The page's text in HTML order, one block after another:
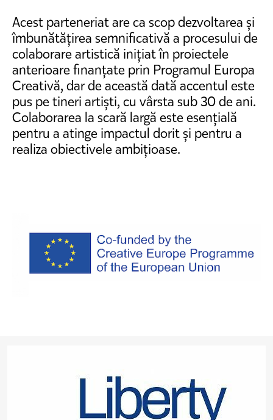
Acest parteneriat are ca scop dezvoltarea și
îmbunătățirea semnificativă a procesului de
colaborare artistică inițiat în proiectele
anterioare finanțate prin Programul Europa
Creativă, dar de această dată accentul este
pus pe tineri artiști, cu vârsta sub 30 de ani.
Colaborarea la scară largă este esențială
pentru a atinge impactul dorit și pentru a
realiza obiectivele ambițioase.